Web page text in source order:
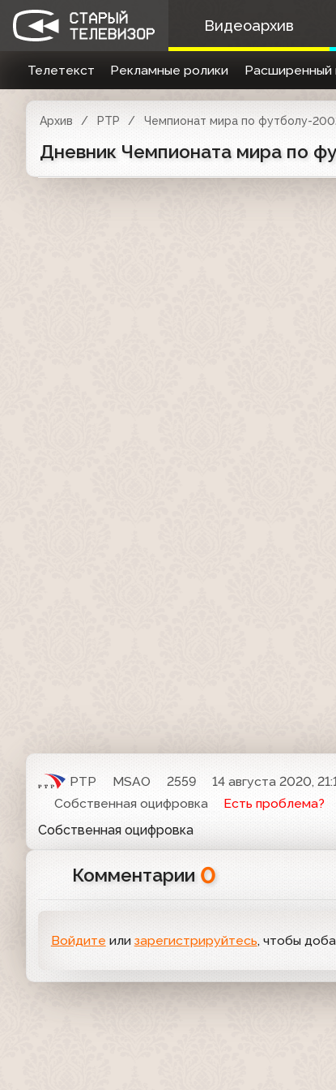
Видеоархив
Телетекст Рекламные ролики Расширенный
Архив РТР Чемпионат мира по футболу-
Дневник Чемпионата мира по
РТР MSAO 2559
14 августа 2020,
Собственная оцифровка
Есть проблема?
Собственная оцифровка
Комментарии 0
Войдите или зарегистрируйтесь, чтобы